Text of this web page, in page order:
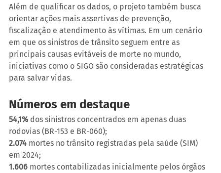
Além de qualificar os dados, o projeto também busca
orientar ações mais assertivas de prevenção,
fiscalização e atendimento às vítimas. Em um cenário
em que os sinistros de trânsito seguem entre as
principais causas evitáveis de morte no mundo,
iniciativas como o SIGO são consideradas estratégicas
para salvar vidas.
Números em destaque
54,1% dos sinistros concentrados em apenas duas
rodovias (BR-153 e BR-060);
2.074 mortes no trânsito registradas pela saúde (SIM)
em 2024;
1.606 mortes contabilizadas inicialmente pelos órgãos